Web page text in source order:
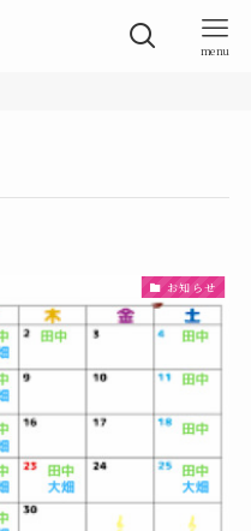
menu
お知らせ